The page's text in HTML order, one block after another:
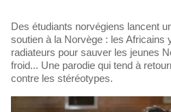
Des étudiants norvégiens lancent
soutien à la Norvège : les Africains
radiateurs pour sauver les jeunes
froid... Une parodie qui tend à
contre les stéréotypes.